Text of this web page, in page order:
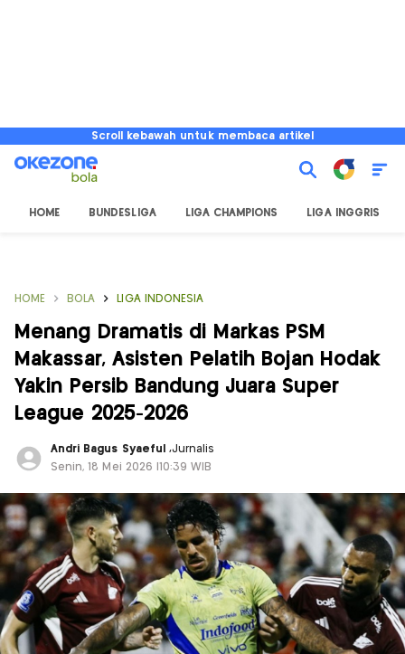
Scroll kebawah untuk membaca artikel
HOME BUNDESLIGA LIGA CHAMPIONS LIGA INGGRIS
HOME BOLA LIGA INDONESIA
Menang Dramatis di Markas PSM
Makassar, Asisten Pelatih Bojan Hodak
Yakin Persib Bandung Juara Super
League 2025-2026
Andri Bagus Syaeful ,Jurnalis
Senin, 18 Mei 2026 |10:39 WIB